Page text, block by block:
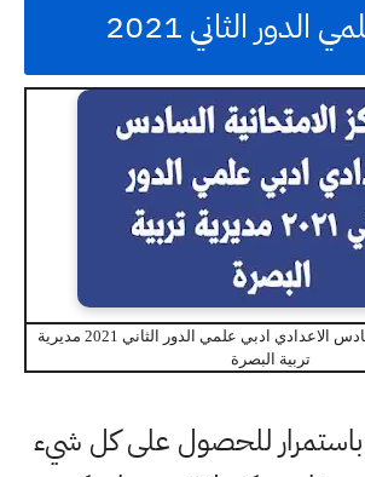
الدور الثاني 2021
المراكز الامتحانية السادس الاعدادي ادبي علمي الدور الثاني 2021 مديرية
تربية البصرة
باستمرار للحصول على كل شيء